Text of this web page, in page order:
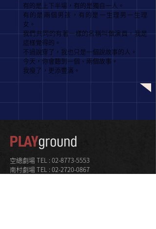
有的是上下半場，有的是獨自一人。
有的是兩個男孩，有的是一生理男一生理
女。
我們共同的有著一樣的名稱叫做演員，我是
這樣覺得的。
不過說穿了，我也只是一個說故事的人。
今天，你會聽到一個、兩個故事。
我瘦了，更添豐滿。
空總劇場 TEL :02-8773-5553
南村劇場 TEL :02-2720-0867